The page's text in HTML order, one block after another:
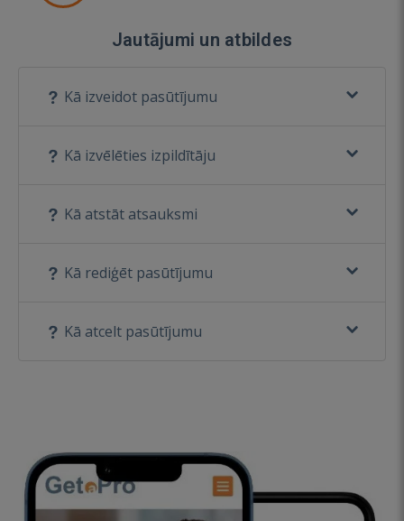
Jautājumi un atbildes
Kā izveidot pasūtījumu
Kā izvēlēties izpildītāju
Kā atstāt atsauksmi
Kā rediģēt pasūtījumu
Kā atcelt pasūtījumu